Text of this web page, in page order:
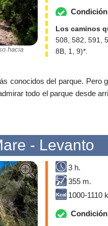
hacia
Los caminos
508, 582, 591,
8B, 1, 9)*.
conocidos del parque. Pero
todo el parque desde
- Levanto
3 h.
355 m.
1000-1110